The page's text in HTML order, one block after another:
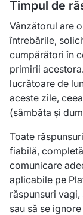
Timpul de
Vânzătorul are
întrebările,
cumpărători în
primirii
lucrătoare de
aceste zile,
(sâmbăta și
Toate
fiabilă,
comunicare
aplicabile pe
răspunsuri
sau să se